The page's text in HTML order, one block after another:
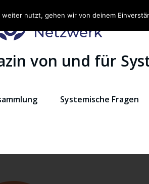
von und für
Systemische Fragen
nutzt, gehen wir von deinem